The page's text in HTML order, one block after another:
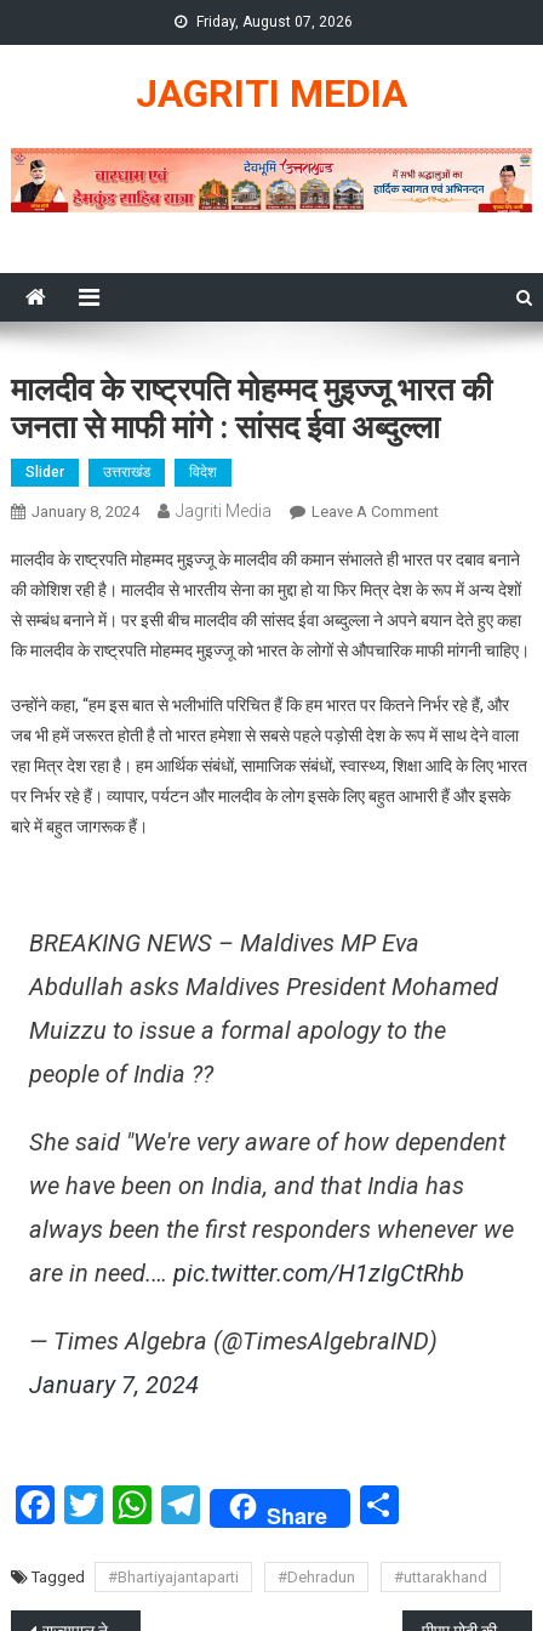
to
Friday, August 07, 2026
JAGRITI MEDIA
मालदीव के राष्ट्रपति मोहम्मद मुइज्जू भारत की
जनता से माफी मांगे : सांसद ईवा अब्दुल्ला
Slider उत्तराखंड विदेश
January 8, 2024 Jagriti Media Leave A CommentOn
के
राष्ट्रपति
मोहम्मद
मुइज्जू
की
जनता
से
माफी
मालदीव के राष्ट्रपति मोहम्मद मुइज्जू के मालदीव की कमान संभालते ही भारत पर दबाव बनाने
की कोशिश रही है। मालदीव से भारतीय सेना का मुद्दा हो या फिर मित्र देश के रूप में अन्य देशों
से सम्बंध बनाने में। पर इसी बीच मालदीव की सांसद ईवा अब्दुल्ला ने अपने बयान देते हुए कहा
कि मालदीव के राष्ट्रपति मोहम्मद मुइज्जू को भारत के लोगों से औपचारिक माफी मांगनी चाहिए।
उन्होंने कहा, “हम इस बात से भलीभांति परिचित हैं कि हम भारत पर कितने निर्भर रहे हैं, और
जब भी हमें जरूरत होती है तो भारत हमेशा से सबसे पहले पड़ोसी देश के रूप में साथ देने वाला
रहा मित्र देश रहा है। हम आर्थिक संबंधों, सामाजिक संबंधों, स्वास्थ्य, शिक्षा आदि के लिए भारत
पर निर्भर रहे हैं। व्यापार, पर्यटन और मालदीव के लोग इसके लिए बहुत आभारी हैं और इसके
बारे में बहुत जागरूक हैं।
BREAKING NEWS – Maldives MP Eva
Abdullah asks Maldives President Mohamed
Muizzu to issue a formal apology to the
people of India ??
She said "We're very aware of how dependent
we have been on India, and that India has
always been the first responders whenever we
are in need.… pic.twitter.com/H1zIgCtRhb
— Times Algebra (@TimesAlgebraIND)
January 7, 2024
Facebook
Twitter
WhatsApp
Telegram
Share Share
Tagged #Bhartiyajantaparti #Dehradun #uttarakhand